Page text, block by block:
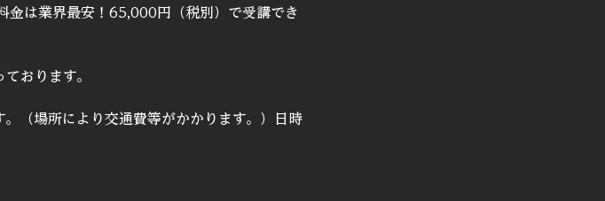
金は業界最安！65,000円（税別）で受講でき
おります。
（場所により交通費等がかかります。）日時